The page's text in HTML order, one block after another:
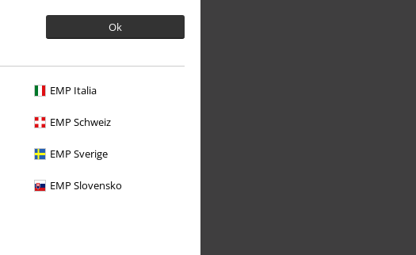
Ok
EMP Italia
EMP Schweiz
EMP Sverige
EMP Slovensko